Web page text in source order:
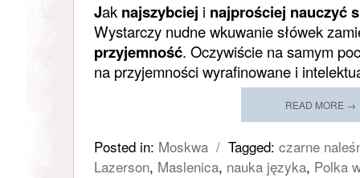
Jak najszybciej i najprościej nauczyć
Wystarczy nudne wkuwanie słówek
przyjemność. Oczywiście na samym
na przyjemności wyrafinowane i
READ MORE →
Posted in: Moskwa / Tagged: czarne
Lazerson, Maslenica, nauka języka, Polka